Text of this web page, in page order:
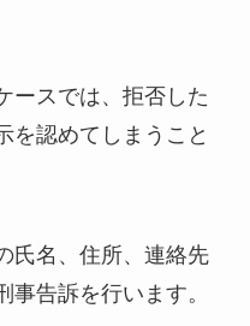
ースでは、拒否した
を認めてしまうこと
氏名、住所、連絡先
告訴を行います。